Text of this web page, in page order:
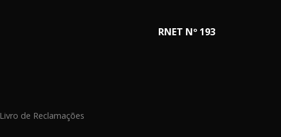
RNET Nº 193
Livro de Reclamações